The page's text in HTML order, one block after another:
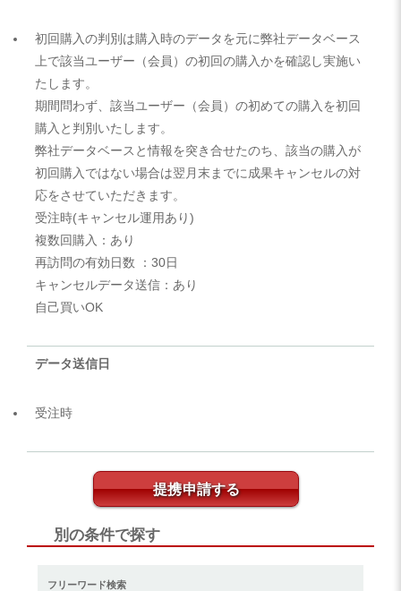
初回購入の判別は購入時のデータを元に弊社データベース
上で該当ユーザー（会員）の初回の購入かを確認し実施い
たします。
期間問わず、該当ユーザー（会員）の初めての購入を初回
購入と判別いたします。
弊社データベースと情報を突き合せたのち、該当の購入が
初回購入ではない場合は翌月末までに成果キャンセルの対
応をさせていただきます。
受注時(キャンセル運用あり)
複数回購入：あり
再訪問の有効日数 ：30日
キャンセルデータ送信：あり
自己買いOK
データ送信日
受注時
提携申請する
別の条件で探す
フリーワード検索